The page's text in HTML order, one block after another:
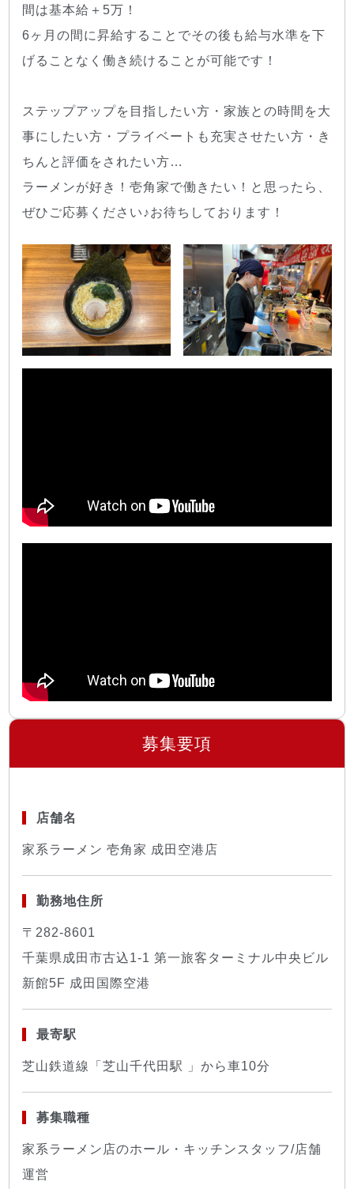
間は基本給＋5万！
6ヶ月の間に昇給することでその後も給与水準を下
げることなく働き続けることが可能です！
ステップアップを目指したい方・家族との時間を大
事にしたい方・プライベートも充実させたい方・き
ちんと評価をされたい方…
ラーメンが好き！壱角家で働きたい！と思ったら、
ぜひご応募ください♪お待ちしております！
募集要項
店舗名
家系ラーメン 壱角家 成田空港店
勤務地住所
〒282-8601
千葉県成田市古込1-1 第一旅客ターミナル中央ビル
新館5F 成田国際空港
最寄駅
芝山鉄道線「芝山千代田駅 」から車10分
募集職種
家系ラーメン店のホール・キッチンスタッフ/店舗
運営